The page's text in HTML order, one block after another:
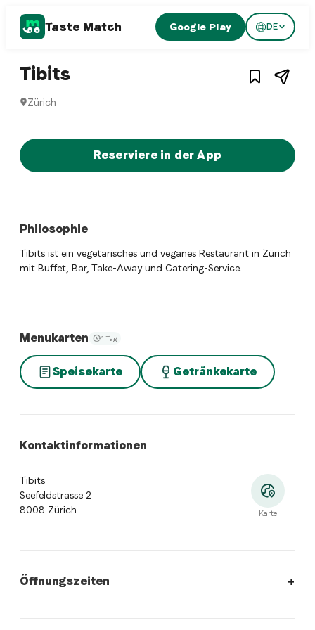
Taste Match Google Play DE
Fusion restaurant 1 3
Tibits– Restaurant in Zürich
Zürich
Jetzt sofort einen Tisch
Reserviere in der App
Philosophie
Tibits ist ein vegetarisches und veganes Restaurant in Zürich
mit Buffet, Bar, Take-Away und Catering-Service.
Menukarten 1 Tag
Speisekarte Getränkekarte
Kontaktinformationen
Tibits
Seefeldstrasse 2
8008 Zürich
Karte
Öffnungszeiten